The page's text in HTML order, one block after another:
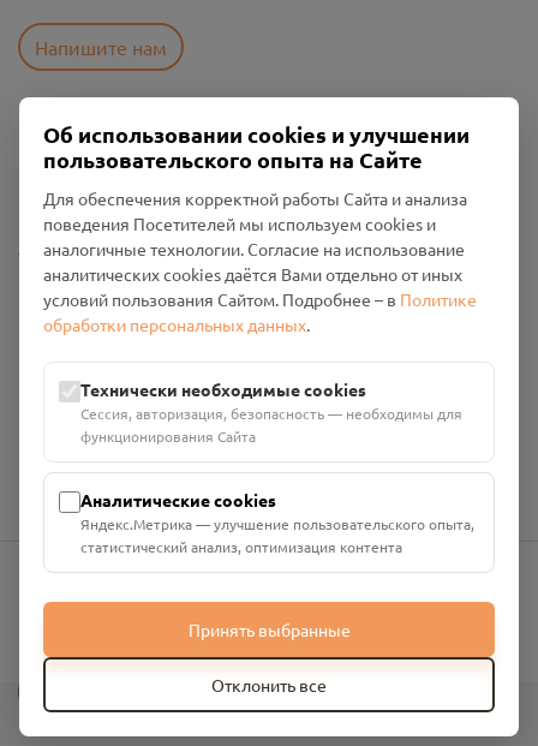
Напишите нам
Пользовательское соглашение
Политика конфиденциальности
Промо-материалы
Настройки cookies
Общество с ограниченной ответственностью «Смоленский
Проект Помним»
Юридический адрес: 216790, Смоленская область, р-н
Руднянский, г. Рудня, улица Западная, д. 26А, пом. 18
Номер счёта: 40702810901130004287 в АО "АЛЬФА-БАНК"
Кор. счёт: 30101810200000000593
info@pomnim.online
Все права защищены ©2026“Проект Помним”
Об использовании cookies и улучшении
пользовательского опыта на Сайте
Для обеспечения корректной работы Сайта и анализа
поведения Посетителей мы используем cookies и
аналогичные технологии. Согласие на использование
аналитических cookies даётся Вами отдельно от иных
условий пользования Сайтом. Подробнее – в Политике
обработки персональных данных.
Технически необходимые cookies
Сессия, авторизация, безопасность — необходимы для
функционирования Сайта
Аналитические cookies
Яндекс.Метрика — улучшение пользовательского опыта,
статистический анализ, оптимизация контента
Принять выбранные
Отклонить все